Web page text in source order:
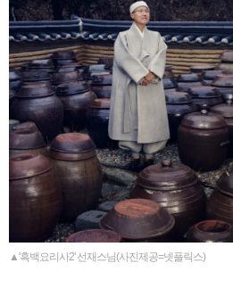
▲'흑백요리사2' 선재스님(사진제공=넷플릭스)